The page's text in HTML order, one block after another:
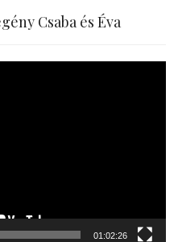
Csaba és Éva
01:02:26